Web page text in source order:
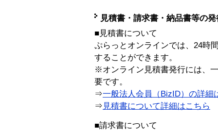
見積書・請求書・納品書等の
■見積書について
ぷらっとオンラインでは、24時
することができます。
※オンライン見積書発行には、
要です。
⇒一般法人会員（BizID）の詳細
⇒ 見積書について詳細はこちら
■請求書について